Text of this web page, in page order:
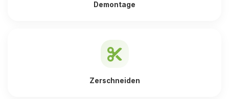
Demontage
Zerschneiden